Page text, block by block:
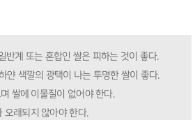
반계 또는 혼합인 쌀은 피하는 것이 좋다.
얀 색깔의 광택이 나는 투명한 쌀이 좋다.
쌀에 이물질이 없어야 한다.
오래되지 않아야 한다.